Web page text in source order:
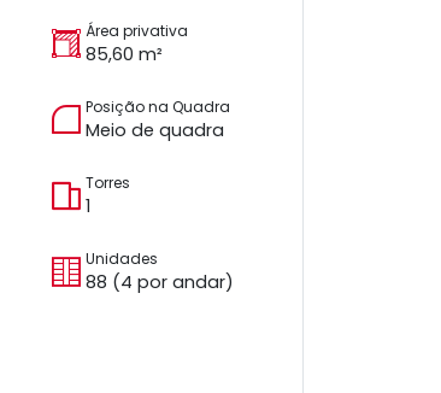
Área privativa
85,60 m²
Posição na Quadra
Meio de quadra
Torres
1
Unidades
88 (4 por andar)